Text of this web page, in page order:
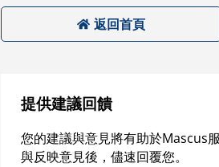
返回首頁
提供建議回饋
您的建議與意見將有助於Mascus
與反映意見後，儘速回覆您。